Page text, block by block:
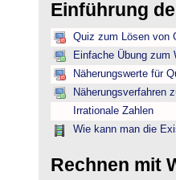
Einführung
Quiz zum Lösen von
Einfache Übung zum
Näherungswerte für
Näherungsverfahren
Irrationale Zahlen
Wie kann man die
Rechnen mit